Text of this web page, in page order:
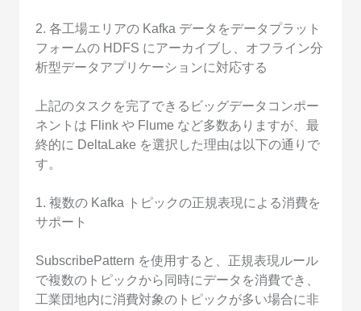
2. 各工場エリアの Kafka データをデータプラット
フォームの HDFS にアーカイブし、オフライン分
析型データアプリケーションに対応する
上記のタスクを完了できるビッグデータコンポー
ネントは Flink や Flume など多数ありますが、最
終的に DeltaLake を選択した理由は以下の通りで
す。
1. 複数の Kafka トピックの正規表現による消費を
サポート
SubscribePattern を使用すると、正規表現ルール
で複数のトピックから同時にデータを消費でき、
工業団地内に消費対象のトピックが多い場合に非